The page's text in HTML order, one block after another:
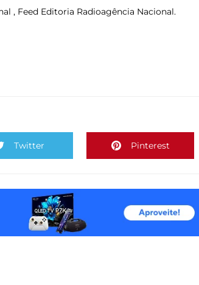
, Feed Editoria Radioagência Nacional.
Twitter Pinterest